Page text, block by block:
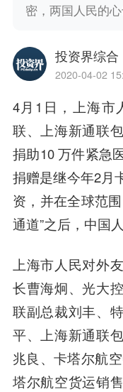
密，两国人民的心
投资界综合
2020-04-02
4月1日，上海市
联、上海新通联
捐助10 万件紧急
捐赠是继今年2月
资，并在全球范
通道”之后，中国
上海市人民对外
长曹海炯、光大
联副总裁刘丰、
平、上海新通联
兆良、卡塔尔航
塔尔航空货运销